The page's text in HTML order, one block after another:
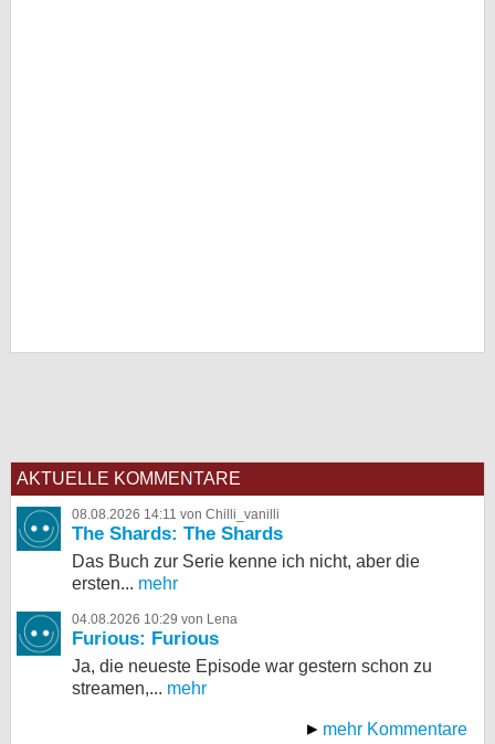
AKTUELLE KOMMENTARE
08.08.2026 14:11 von Chilli_vanilli
The Shards: The Shards
Das Buch zur Serie kenne ich nicht, aber die
ersten... mehr
04.08.2026 10:29 von Lena
Furious: Furious
Ja, die neueste Episode war gestern schon zu
streamen,... mehr
mehr Kommentare